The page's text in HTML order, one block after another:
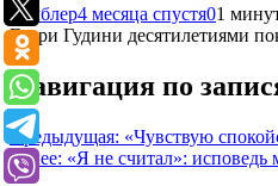
Рамблер4 месяца спустя01
Гарри Гудини десятилетиями
Навигация по
Предыдущая: «Чувствую
Далее: «Я не считал»: